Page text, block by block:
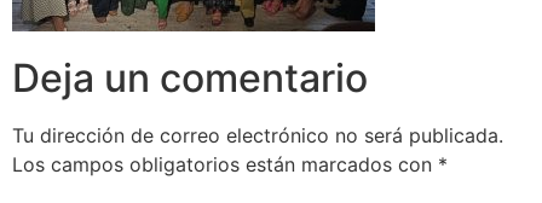
Deja un comentario
Tu dirección de correo electrónico no será publicada.
Los campos obligatorios están marcados con *